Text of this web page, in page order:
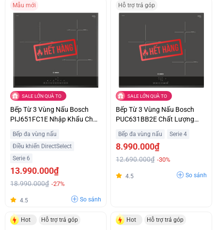
Mẫu mới
SALE LỚN QUÀ TO
Bếp Từ 3 Vùng Nấu Bosch
PIJ651FC1E Nhập Khẩu Châu
Bếp đa vùng nấu
Điều khiển DirectSelect
Serie 6
13.990.000₫
18.990.000₫ -27%
4.5 So sánh
Hỗ trợ trả góp
SALE LỚN QUÀ TO
Bếp Từ 3 Vùng Nấu Bosch
PUC631BB2E Chất Lượng
Bếp đa vùng nấu Serie 4
8.990.000₫
12.690.000₫ -30%
4.5 So sánh
Hot Hỗ trợ trả góp Hot Hỗ trợ trả góp